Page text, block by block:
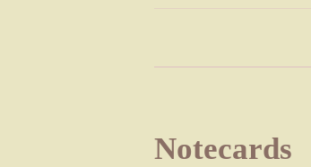
Notecards